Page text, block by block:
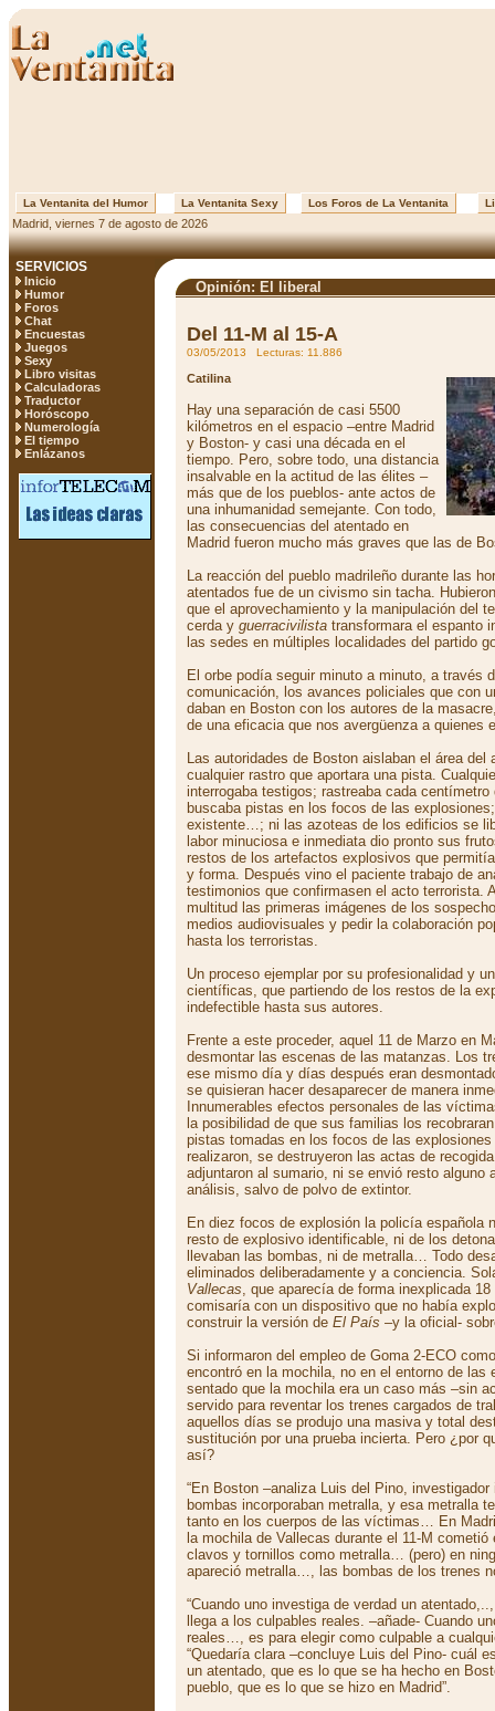
La Ventanita del Humor La Ventanita Sexy Los Foros de La Ventanita
Madrid, viernes 7 de agosto de 2026
SERVICIOS
Inicio
Humor
Foros
Chat
Encuestas
Juegos
Sexy
Libro visitas
Calculadoras
Traductor
Horóscopo
Numerología
El tiempo
Enlázanos
Opinión: El liberal
Del 11-M al 15-A
03/05/2013 Lecturas: 11.886
Catilina
Hay una separación de casi 5500
kilómetros en el espacio –entre Madrid
y Boston- y casi una década en el
tiempo. Pero, sobre todo, una distancia
insalvable en la actitud de las élites –
más que de los pueblos- ante actos de
una inhumanidad semejante. Con todo,
las consecuencias del atentado en
Madrid fueron mucho más graves que las de
La reacción del pueblo madrileño durante las
atentados fue de un civismo sin tacha.
que el aprovechamiento y la manipulación del
cerda y guerracivilista transformara el espanto
las sedes en múltiples localidades del partido
El orbe podía seguir minuto a minuto, a través
comunicación, los avances policiales que con
daban en Boston con los autores de la
de una eficacia que nos avergüenza a quienes
Las autoridades de Boston aislaban el área del
cualquier rastro que aportara una pista.
interrogaba testigos; rastreaba cada centímetro
buscaba pistas en los focos de las
existente…; ni las azoteas de los edificios se
labor minuciosa e inmediata dio pronto sus
restos de los artefactos explosivos que
y forma. Después vino el paciente trabajo de
testimonios que confirmasen el acto terrorista.
multitud las primeras imágenes de los
medios audiovisuales y pedir la colaboración
hasta los terroristas.
Un proceso ejemplar por su profesionalidad y
científicas, que partiendo de los restos de la
indefectible hasta sus autores.
Frente a este proceder, aquel 11 de Marzo en
desmontar las escenas de las matanzas. Los
ese mismo día y días después eran
se quisieran hacer desaparecer de manera
Innumerables efectos personales de las
la posibilidad de que sus familias los
pistas tomadas en los focos de las
realizaron, se destruyeron las actas de
adjuntaron al sumario, ni se envió resto alguno
análisis, salvo de polvo de extintor.
En diez focos de explosión la policía española
resto de explosivo identificable, ni de los
llevaban las bombas, ni de metralla… Todo
eliminados deliberadamente y a conciencia.
Vallecas, que aparecía de forma inexplicada
comisaría con un dispositivo que no había
construir la versión de El País –y la oficial-
Si informaron del empleo de Goma 2-ECO
encontró en la mochila, no en el entorno de las
sentado que la mochila era un caso más –sin
servido para reventar los trenes cargados de
aquellos días se produjo una masiva y total
sustitución por una prueba incierta. Pero ¿por
así?
“En Boston –analiza Luis del Pino,
bombas incorporaban metralla, y esa metralla
tanto en los cuerpos de las víctimas… En
la mochila de Vallecas durante el 11-M
clavos y tornillos como metralla… (pero) en
apareció metralla…, las bombas de los trenes
“Cuando uno investiga de verdad un
llega a los culpables reales. –añade- Cuando
reales…, es para elegir como culpable a
“Quedaría clara –concluye Luis del Pino- cuál
un atentado, que es lo que se ha hecho en
pueblo, que es lo que se hizo en Madrid”.